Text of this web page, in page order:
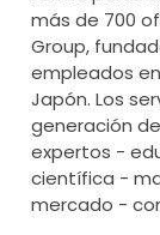
más de 700
Group,
empleados
Japón. Los
generación
expertos -
científica -
mercado -